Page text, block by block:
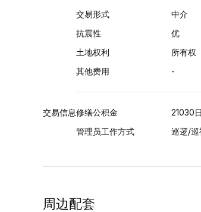
交易形式
中介
抗震性
优
土地权利
所有权
其他费用
-
交易信息修缮公积金 21030
管理员工作方式
巡逻/巡
周边配套